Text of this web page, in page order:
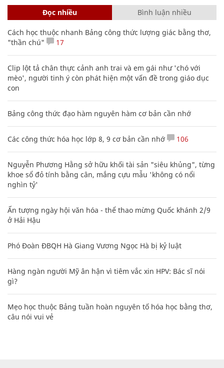
Đọc nhiều Bình luận nhiều
Cách học thuộc nhanh Bảng công thức lượng giác bằng thơ,
"thần chú"
17
Clip lột tả chân thực cảnh anh trai và em gái như 'chó với
mèo', người tinh ý còn phát hiện một vấn đề trong giáo dục
con
Bảng công thức đạo hàm nguyên hàm cơ bản cần nhớ
Các công thức hóa học lớp 8, 9 cơ bản cần nhớ 106
Nguyễn Phương Hằng sở hữu khối tài sản "siêu khủng", từng
khoe sổ đỏ tính bằng cân, mắng cựu mẫu 'không có nổi
nghìn tỷ'
Ấn tượng ngày hội văn hóa - thể thao mừng Quốc khánh 2/9
ở Hải Hậu
Phó Đoàn ĐBQH Hà Giang Vương Ngọc Hà bị kỷ luật
Hàng ngàn người Mỹ ân hận vì tiêm vắc xin HPV: Bác sĩ nói
gì?
Mẹo học thuộc Bảng tuần hoàn nguyên tố hóa học bằng thơ,
câu nói vui vẻ